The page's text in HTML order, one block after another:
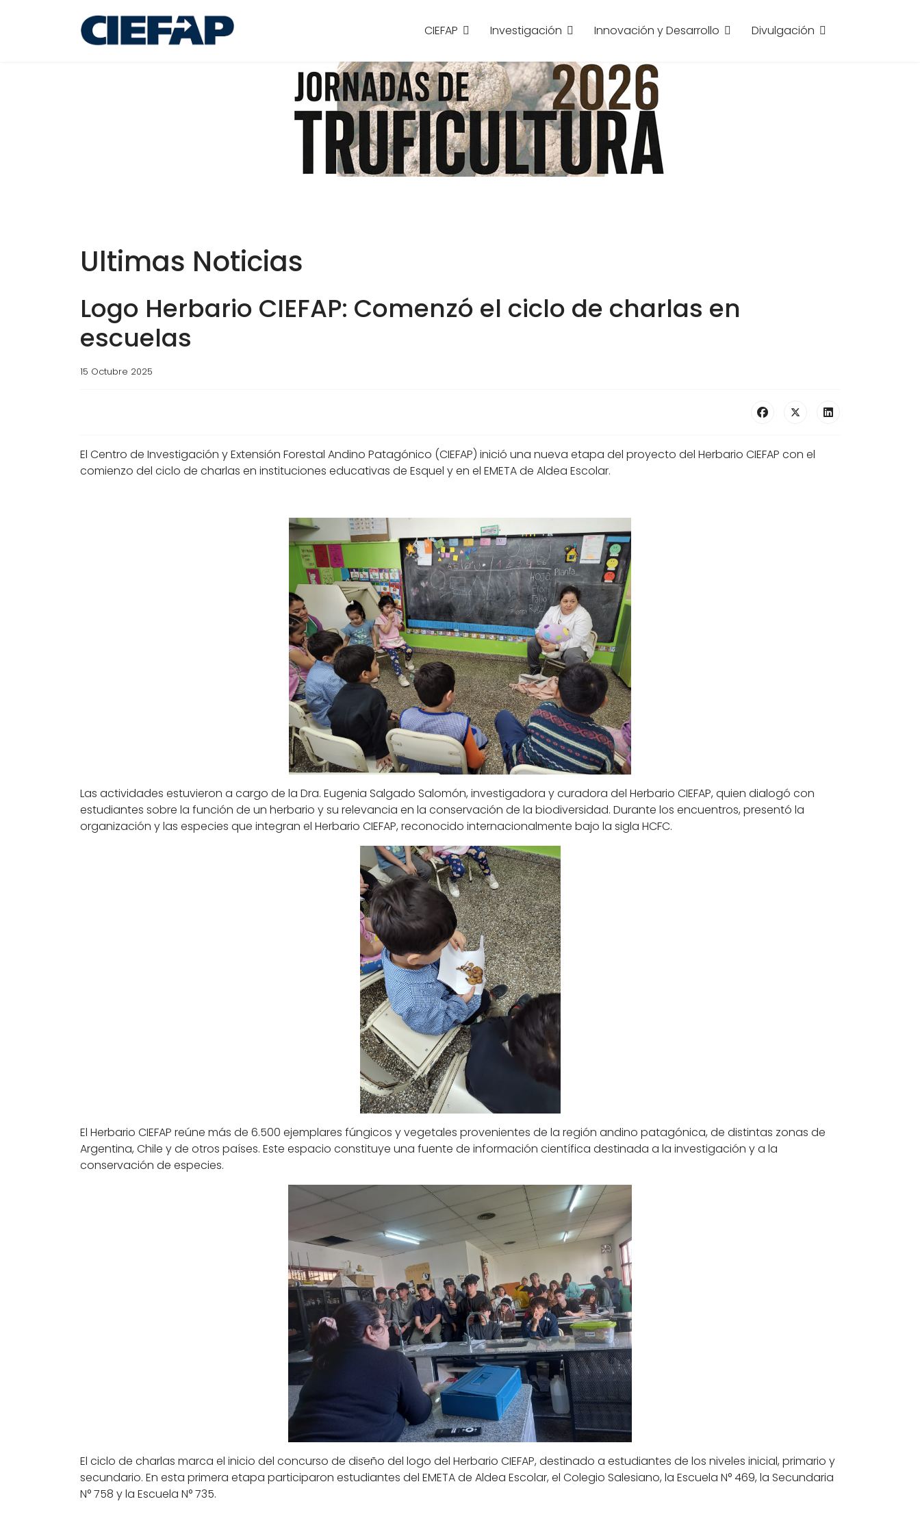
CIEFAP Investigación Innovación y Desarrollo Divulgación
Ultimas Noticias
Logo Herbario CIEFAP: Comenzó el ciclo de charlas en
escuelas
15 Octubre 2025
El Centro de Investigación y Extensión Forestal Andino Patagónico (CIEFAP) inició una nueva etapa del proyecto del Herbario CIEFAP con el
comienzo del ciclo de charlas en instituciones educativas de Esquel y en el EMETA de Aldea Escolar.
Las actividades estuvieron a cargo de la Dra. Eugenia Salgado Salomón, investigadora y curadora del Herbario CIEFAP, quien dialogó con
estudiantes sobre la función de un herbario y su relevancia en la conservación de la biodiversidad. Durante los encuentros, presentó la
organización y las especies que integran el Herbario CIEFAP, reconocido internacionalmente bajo la sigla HCFC.
El Herbario CIEFAP reúne más de 6.500 ejemplares fúngicos y vegetales provenientes de la región andino patagónica, de distintas zonas de
Argentina, Chile y de otros países. Este espacio constituye una fuente de información científica destinada a la investigación y a la
conservación de especies.
El ciclo de charlas marca el inicio del concurso de diseño del logo del Herbario CIEFAP, destinado a estudiantes de los niveles inicial, primario y
secundario. En esta primera etapa participaron estudiantes del EMETA de Aldea Escolar, el Colegio Salesiano, la Escuela N° 469, la Secundaria
N° 758 y la Escuela N° 735.